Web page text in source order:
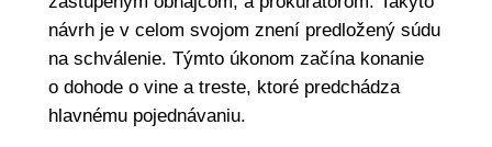
návrh je v celom svojom znení predložený súdu
na schválenie. Týmto úkonom začína konanie
o dohode o vine a treste, ktoré predchádza
hlavnému pojednávaniu.